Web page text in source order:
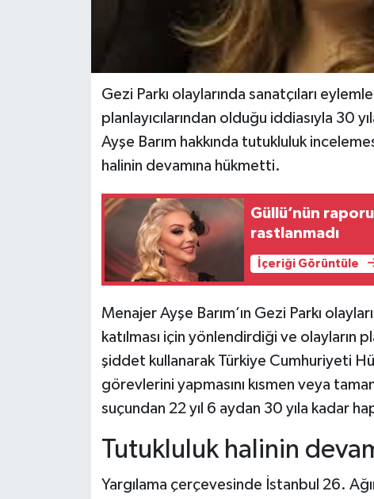
Gezi Parkı olaylarında sanatçıları
planlayıcılarından olduğu iddiasıyla 30
Ayşe Barım hakkında tutukluluk
halinin devamına hükmetti.
Güllü’nün
rastlanmadı
İçeriği Görüntüle
Menajer Ayşe Barım’ın Gezi Parkı
katılması için yönlendirdiği ve olayların
şiddet kullanarak Türkiye Cumhuriyeti
görevlerini yapmasını kısmen veya
suçundan 22 yıl 6 aydan 30 yıla kadar
Tutukluluk halinin
Yargılama çerçevesinde İstanbul 26.